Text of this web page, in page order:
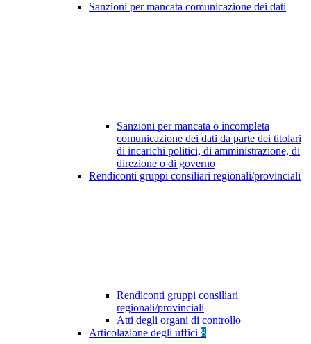
Sanzioni per mancata comunicazione dei dati
Sanzioni per mancata o incompleta
comunicazione dei dati da parte dei titolari
di incarichi politici, di amministrazione, di
direzione o di governo
Rendiconti gruppi consiliari regionali/provinciali
Rendiconti gruppi consiliari
regionali/provinciali
Atti degli organi di controllo
Articolazione degli uffici 8